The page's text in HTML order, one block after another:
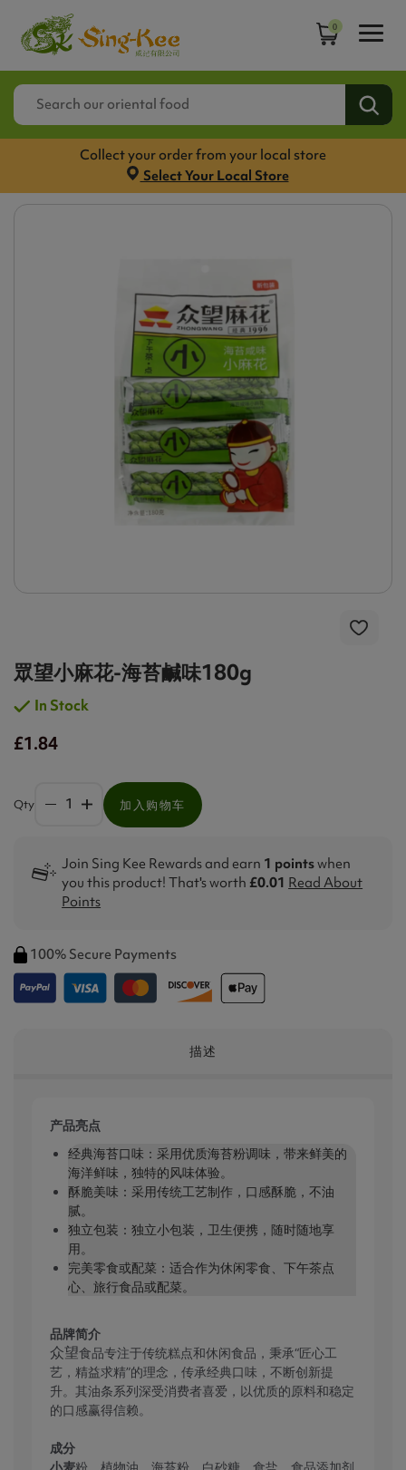
0
Collect your order from your local store
Select Your Local Store
眾望小麻花-海苔鹹味180g
In Stock
£1.84
Qty 加入购物车
Join Sing Kee Rewards and earn 1 pointswhen
you this product! That's worth £0.01 Read About
Points
100% Secure Payments
描述
产品亮点
经典海苔口味：采用优质海苔粉调味，带来鲜美的
海洋鲜味，独特的风味体验。
酥脆美味：采用传统工艺制作，口感酥脆，不油
腻。
独立包装：独立小包装，卫生便携，随时随地享
用。
完美零食或配菜：适合作为休闲零食、下午茶点
心、旅行食品或配菜。
品牌简介
众望食品专注于传统糕点和休闲食品，秉承“匠心工
艺，精益求精”的理念，传承经典口味，不断创新提
升。其油条系列深受消费者喜爱，以优质的原料和稳定
的口感赢得信赖。
成分
小麦粉、植物油、海苔粉、白砂糖、食盐、食品添加剂